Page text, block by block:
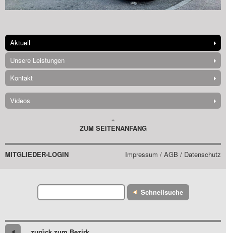
Aktuell
Unsere Leistungen
Kontakt
Videos
ZUM SEITENANFANG
MITGLIEDER-LOGIN Impressum / AGB / Datenschutz
Schnellsuche